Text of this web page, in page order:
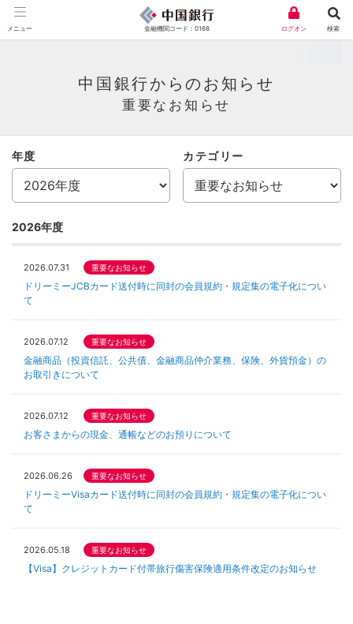
金融機関コード：0168
メニュー 検索
ログオン
中国銀行からのお知らせ
重要なお知らせ
年度 カテゴリー
2026年度
2026.07.31 重要なお知らせ
ドリーミーJCBカード送付時に同封の会員規約・規定集の電子化につい
て
2026.07.12 重要なお知らせ
金融商品（投資信託、公共債、金融商品仲介業務、保険、外貨預金）の
お取引きについて
2026.07.12 重要なお知らせ
お客さまからの現金、通帳などのお預りについて
2026.06.26 重要なお知らせ
ドリーミーVisaカード送付時に同封の会員規約・規定集の電子化につい
て
2026.05.18 重要なお知らせ
【Visa】クレジットカード付帯旅行傷害保険適用条件改定のお知らせ